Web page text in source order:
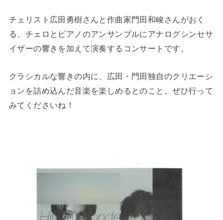
チェリスト広田勇樹さんと作曲家門田和峻さんがおく
る、チェロとピアノのアンサンブルにアナログシンセサ
イザーの響きを加えて演奏するコンサートです。
クラシカルな響きの内に、広田・門田独自のクリエーシ
ョンを詰め込んだ音楽を楽しめるとのこと。ぜひ行って
みてくださいね！